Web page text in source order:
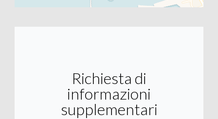
Richiesta di
informazioni
supplementari